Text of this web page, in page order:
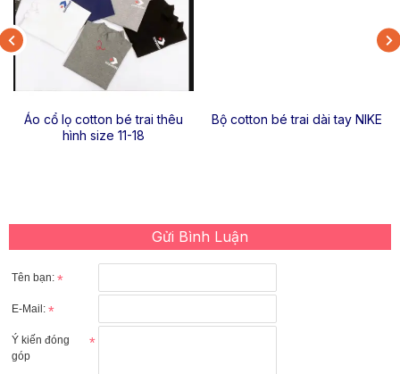
Áo cổ lọ cotton bé trai thêu
hình size 11-18
Bộ cotton bé trai dài tay NIKE
Gửi Bình Luận
Tên bạn:
E-Mail:
Ý kiến đóng
góp